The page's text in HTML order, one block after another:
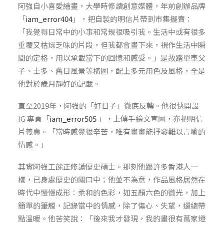
阿強自小喜愛繪畫，大學時修讀創意媒體，年前創辦品牌
「iam_error404」，把自製的明信片帶到市集擺賣：
「我覺得日常中的小事和常規很吸引我。生活中或有很多
重覆又枯燥乏味的片段，但我都會畫下來，視作生活中瞬
間的定格，用以承載當下的回憶和感受。」是故踏單車父
子、士多、舊日風景等構圖，配上多元用色及風格，全是
他對於歲月靜好的記載。
直至2019年，阿強的「好日子」徹底反轉。他很快開設
IG 專頁「iam_error505 」，上傳手繪文宣圖，亦把明信
片義賣。「當時感覺很辛苦，唯有畫畫能抒發難以言喻的
情感。」
其實阿強工餘正修讀歷史碩士。那刻他跟許多香港人一
樣，已身處歷史的關口中；他並不為意，作品風格居然在
時代中慢慢成形：柔和的色彩，如五顏六色的微光，加上
簡單的筆觸，記錄當中的情感，除了傷心、失望，還總帶
點溫暖。他苦笑說：「後來我才發現，我的畫很有萬家燈